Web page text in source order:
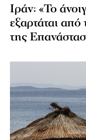
Ιράν: «Το
εξαρτάται
της